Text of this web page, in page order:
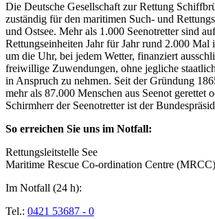
Die Deutsche Gesellschaft zur Rettung
zuständig für den maritimen Such- und
und Ostsee. Mehr als 1.000 Seenotretter sind
Rettungseinheiten Jahr für Jahr rund 2.000 Mal
um die Uhr, bei jedem Wetter, finanziert
freiwillige Zuwendungen, ohne jegliche
in Anspruch zu nehmen. Seit der Gründung
mehr als 87.000 Menschen aus Seenot gerettet
Schirmherr der Seenotretter ist der
So erreichen Sie uns im Notfall:
Rettungsleitstelle See
Maritime Rescue Co-ordination Centre
Im Notfall (24 h):
Tel.: 0421 53687 - 0